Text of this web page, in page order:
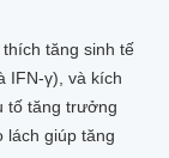
tăng sinh tế
IFN-γ), và kích
tố tăng trưởng
lách giúp tăng